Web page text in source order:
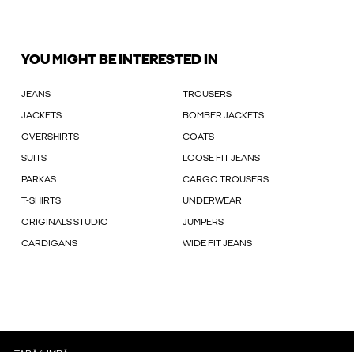
YOU MIGHT BE INTERESTED IN
JEANS TROUSERS
JACKETS BOMBER JACKETS
OVERSHIRTS COATS
SUITS LOOSE FIT JEANS
PARKAS CARGO TROUSERS
T-SHIRTS UNDERWEAR
ORIGINALS STUDIO JUMPERS
CARDIGANS WIDE FIT JEANS